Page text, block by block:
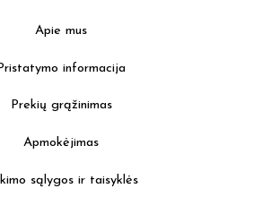
Apie mus
Pristatymo informacija
Prekių grąžinimas
Apmokėjimas
sąlygos ir taisyklės